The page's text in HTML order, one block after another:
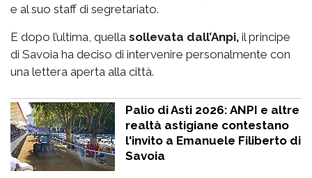
e al suo staff di segretariato.
E dopo l’ultima, quella sollevata dall’Anpi, il principe
di Savoia ha deciso di intervenire personalmente con
una lettera aperta alla città.
Palio di Asti 2026: ANPI e altre
realtà astigiane contestano
l'invito a Emanuele Filiberto di
Savoia